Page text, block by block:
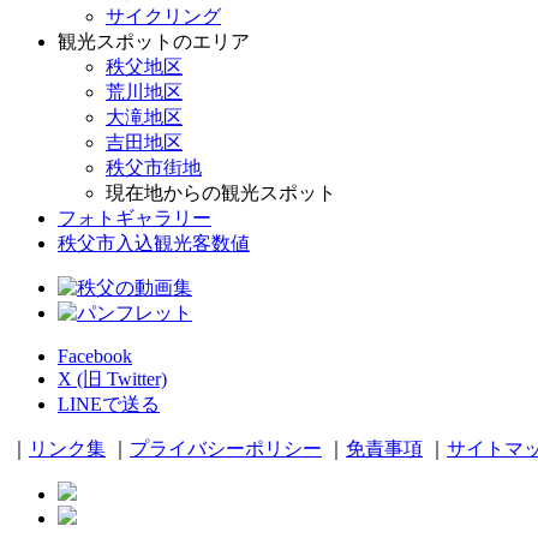
サイクリング
観光スポットのエリア
秩父地区
荒川地区
大滝地区
吉田地区
秩父市街地
現在地からの観光スポット
フォトギャラリー
秩父市入込観光客数値
Facebook
X (旧 Twitter)
LINEで送る
リンク集 プライバシーポリシー 免責事項 サイトマ